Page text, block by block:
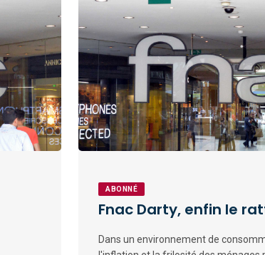
ABONNÉ
Fnac Darty, enfin le
Dans un environnement de